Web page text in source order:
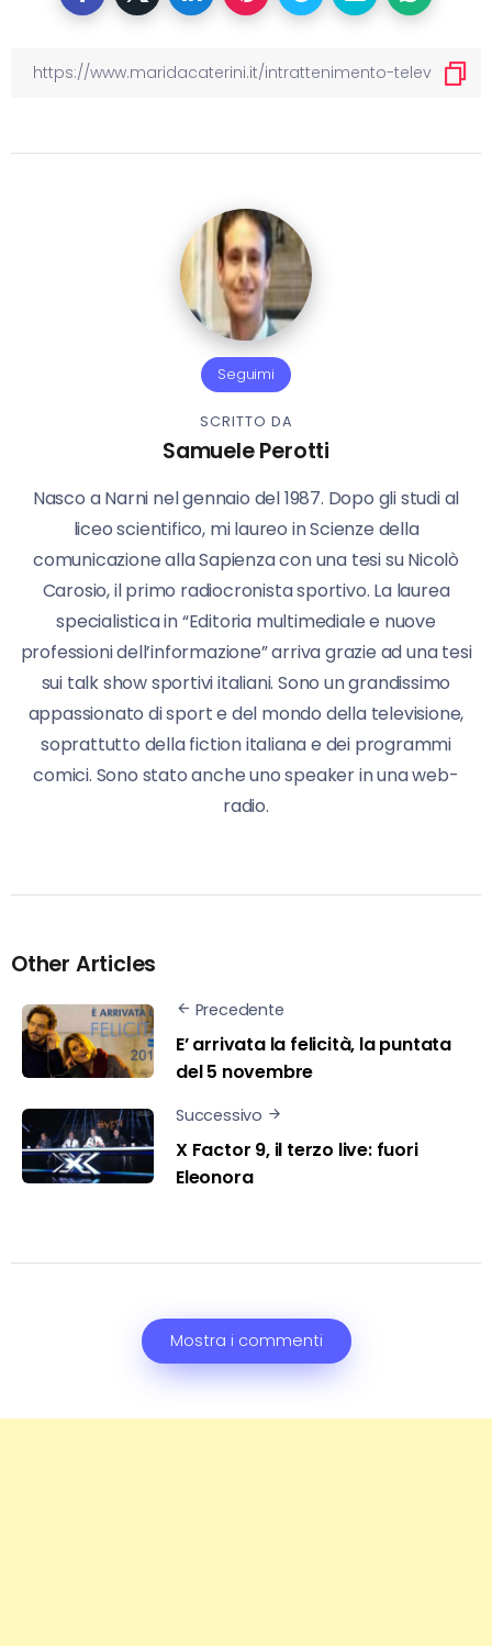
Seguimi
SCRITTO DA
Samuele Perotti
Nasco a Narni nel gennaio del 1987. Dopo gli studi al
liceo scientifico, mi laureo in Scienze della
comunicazione alla Sapienza con una tesi su Nicolò
Carosio, il primo radiocronista sportivo. La laurea
specialistica in “Editoria multimediale e nuove
professioni dell’informazione” arriva grazie ad una tesi
sui talk show sportivi italiani. Sono un grandissimo
appassionato di sport e del mondo della televisione,
soprattutto della fiction italiana e dei programmi
comici. Sono stato anche uno speaker in una web-
radio.
Other Articles
Precedente
E’ arrivata la felicità, la puntata
del 5 novembre
Successivo
X Factor 9, il terzo live: fuori
Eleonora
Mostra i commenti